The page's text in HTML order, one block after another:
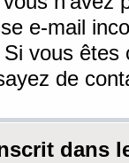
e-mail
Si vous
de
dans